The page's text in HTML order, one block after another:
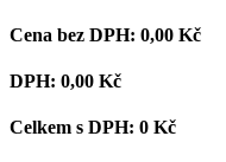
Cena bez DPH: 0,00 Kč
DPH: 0,00 Kč
Celkem s DPH: 0 Kč